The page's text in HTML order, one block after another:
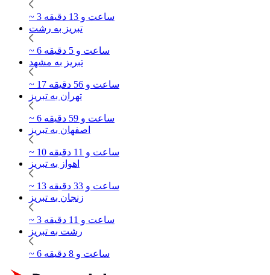
~ 3 ساعت و 13 دقیقه
تبریز به رشت
~ 6 ساعت و 5 دقیقه
تبریز به مشهد
~ 17 ساعت و 56 دقیقه
تهران به تبریز
~ 6 ساعت و 59 دقیقه
اصفهان به تبریز
~ 10 ساعت و 11 دقیقه
اهواز به تبریز
~ 13 ساعت و 33 دقیقه
زنجان به تبریز
~ 3 ساعت و 11 دقیقه
رشت به تبریز
~ 6 ساعت و 8 دقیقه